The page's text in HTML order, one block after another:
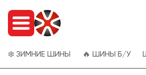
❄️ ЗИМНИЕ ШИНЫ 🔥 ШИНЫ Б/У